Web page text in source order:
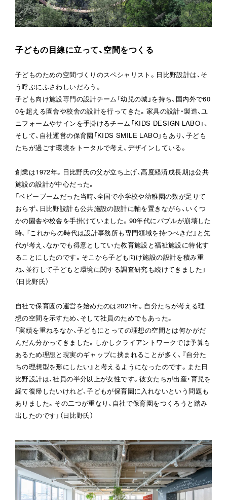
子どもの目線に立って、空間をつくる
子どものための空間づくりのスペシャリスト。日比野設計は、そ
う呼ぶにふさわしいだろう。
子ども向け施設専門の設計チーム「幼児の城」を持ち、国内外で60
0を超える園舎や校舎の設計を行ってきた。家具の設計・製造、ユ
ニフォームやサインを手掛けるチーム「KIDS DESIGN LABO」、
そして、自社運営の保育園「KIDS SMILE LABO」もあり、子ども
たちが過ごす環境をトータルで考え、デザインしている。
創業は1972年。日比野氏の父が立ち上げ、高度経済成長期は公共
施設の設計が中心だった。
「ベビーブームだった当時、全国で小学校や幼稚園の数が足りて
おらず、日比野設計も公共施設の設計に軸を置きながら、いくつ
かの園舎や校舎を手掛けていました。90年代にバブルが崩壊した
時、『これからの時代は設計事務所も専門領域を持つべきだ』と先
代が考え、なかでも得意としていた教育施設と福祉施設に特化す
ることにしたのです。そこから子ども向け施設の設計を積み重
ね、並行して子どもと環境に関する調査研究も続けてきました」
（日比野氏）
自社で保育園の運営を始めたのは2021年。自分たちが考える理
想の空間を示すため、そして社員のためでもあった。
「実績を重ねるなか、子どもにとっての理想の空間とは何かがだ
んだん分かってきました。しかしクライアントワークでは予算も
あるため理想と現実のギャップに挟まれることが多く、『自分た
ちの理想型を形にしたい』と考えるようになったのです。また日
比野設計は、社員の半分以上が女性です。彼女たちが出産・育児を
経て復帰したいけれど、子どもが保育園に入れないという問題も
ありました。その二つが重なり、自社で保育園をつくろうと踏み
出したのです」（日比野氏）